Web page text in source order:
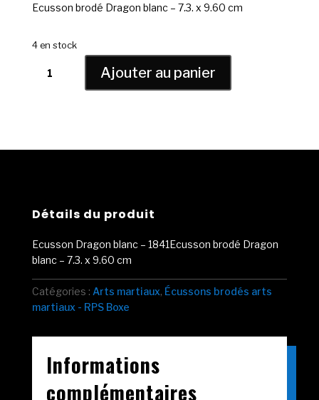
Ecusson brodé Dragon blanc – 7.3. x 9.60 cm
4 en stock
Ajouter au panier
Détails du produit
Ecusson Dragon blanc – 1841Ecusson brodé Dragon
blanc – 7.3. x 9.60 cm
Catégories : Arts martiaux, Écussons brodés arts
martiaux - RPS Boxe
Informations
complémentaires